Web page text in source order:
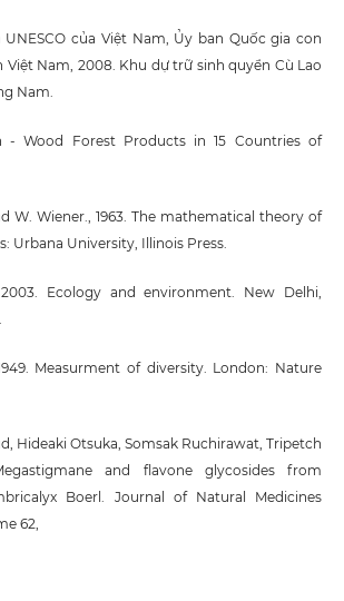
của Việt Nam, Ủy ban Quốc gia con
Việt Nam, 2008. Khu dự trữ sinh quyển Cù Lao
Nam.
- Wood Forest Products in 15 Countries of
W. Wiener., 1963. The mathematical theory of
Urbana University, Illinois Press.
Ecology and environment. New Delhi,
Measurment of diversity. London: Nature
Hideaki Otsuka, Somsak Ruchirawat, Tripetch
and flavone glycosides from
Boerl. Journal of Natural Medicines
62,